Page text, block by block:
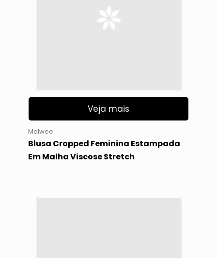
Veja mais
Malwee
Blusa Cropped Feminina Estampada
Em Malha Viscose Stretch